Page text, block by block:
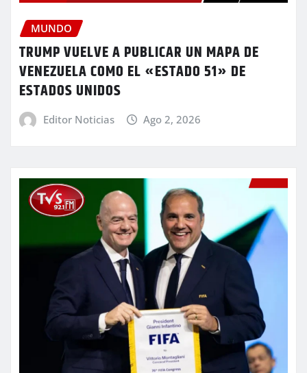
MUNDO
TRUMP VUELVE A PUBLICAR UN MAPA DE
VENEZUELA COMO EL «ESTADO 51» DE
ESTADOS UNIDOS
Editor Noticias Ago 2, 2026